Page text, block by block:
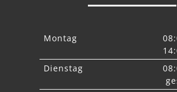
Montag
Dienstag